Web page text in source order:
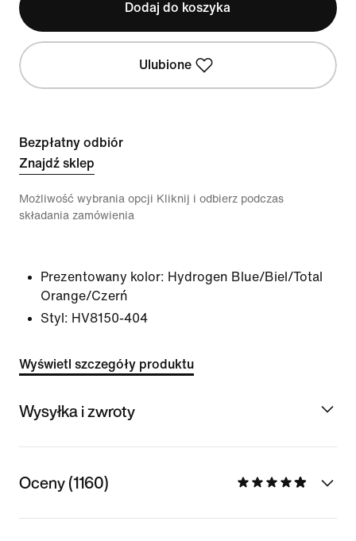
Dodaj do koszyka
Ulubione
Bezpłatny odbiór
Znajdź sklep
Możliwość wybrania opcji Kliknij i odbierz podczas
składania zamówienia
Prezentowany kolor: Hydrogen Blue/Biel/Total
Orange/Czerń
Styl: HV8150-404
Wyświetl szczegóły produktu
Wysyłka i zwroty
Oceny (1160)